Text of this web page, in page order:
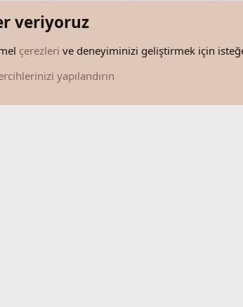
Gelişim Yazıları
veriyoruz
çerezleri ve deneyiminizi geliştirmek için
yapılandırın